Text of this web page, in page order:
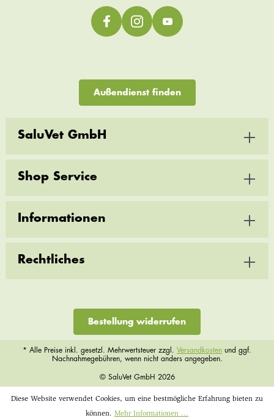
Außendienst finden
SaluVet GmbH
Shop Service
Informationen
Rechtliches
Bestellung widerrufen
* Alle Preise inkl. gesetzl. Mehrwertsteuer zzgl. Versandkosten und ggf.
Nachnahmegebühren, wenn nicht anders angegeben.
© SaluVet GmbH 2026
Diese Website verwendet Cookies, um eine bestmögliche Erfahrung bieten zu
können. Mehr Informationen ...